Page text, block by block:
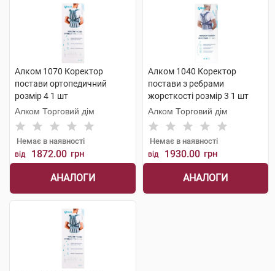
Алком 1070 Коректор
постави ортопедичний
розмір 4 1 шт
Алком Торговий дім
Немає в наявності
від 1872.00 грн
АНАЛОГИ
Алком 1040 Коректор
постави з ребрами
жорсткості розмір 3 1 шт
Алком Торговий дім
Немає в наявності
від 1930.00 грн
АНАЛОГИ